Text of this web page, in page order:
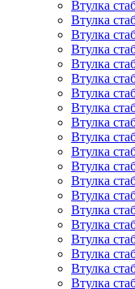
Втулка
Втулка
Втулка
Втулка
Втулка
Втулка
Втулка
Втулка
Втулка
Втулка
Втулка
Втулка
Втулка
Втулка
Втулка
Втулка
Втулка
Втулка
Втулка
Втулка